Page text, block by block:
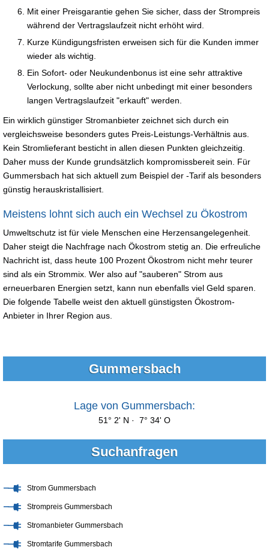
Mit einer Preisgarantie gehen Sie sicher, dass der Strompreis
während der Vertragslaufzeit nicht erhöht wird.
Kurze Kündigungsfristen erweisen sich für die Kunden immer
wieder als wichtig.
Ein Sofort- oder Neukundenbonus ist eine sehr attraktive
Verlockung, sollte aber nicht unbedingt mit einer besonders
langen Vertragslaufzeit "erkauft" werden.
Ein wirklich günstiger Stromanbieter zeichnet sich durch ein
vergleichsweise besonders gutes Preis-Leistungs-Verhältnis aus.
Kein Stromlieferant besticht in allen diesen Punkten gleichzeitig.
Daher muss der Kunde grundsätzlich kompromissbereit sein. Für
Gummersbach hat sich aktuell zum Beispiel der -Tarif als besonders
günstig herauskristallisiert.
Meistens lohnt sich auch ein Wechsel zu Ökostrom
Umweltschutz ist für viele Menschen eine Herzensangelegenheit.
Daher steigt die Nachfrage nach Ökostrom stetig an. Die erfreuliche
Nachricht ist, dass heute 100 Prozent Ökostrom nicht mehr teurer
sind als ein Strommix. Wer also auf "sauberen" Strom aus
erneuerbaren Energien setzt, kann nun ebenfalls viel Geld sparen.
Die folgende Tabelle weist den aktuell günstigsten Ökostrom-
Anbieter in Ihrer Region aus.
Gummersbach
Lage von Gummersbach:
51° 2' N · 7° 34' O
Suchanfragen
Strom Gummersbach
Strompreis Gummersbach
Stromanbieter Gummersbach
Stromtarife Gummersbach